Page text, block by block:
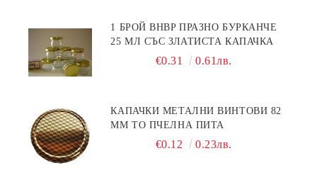
1 БРОЙ BHBP ПРАЗНО БУРКАНЧЕ
25 МЛ СЪС ЗЛАТИСТА КАПАЧКА
€0.31 0.61лв.
КАПАЧКИ МЕТАЛНИ ВИНТОВИ 82
ММ ТО ПЧЕЛНА ПИТА
€0.12 0.23лв.